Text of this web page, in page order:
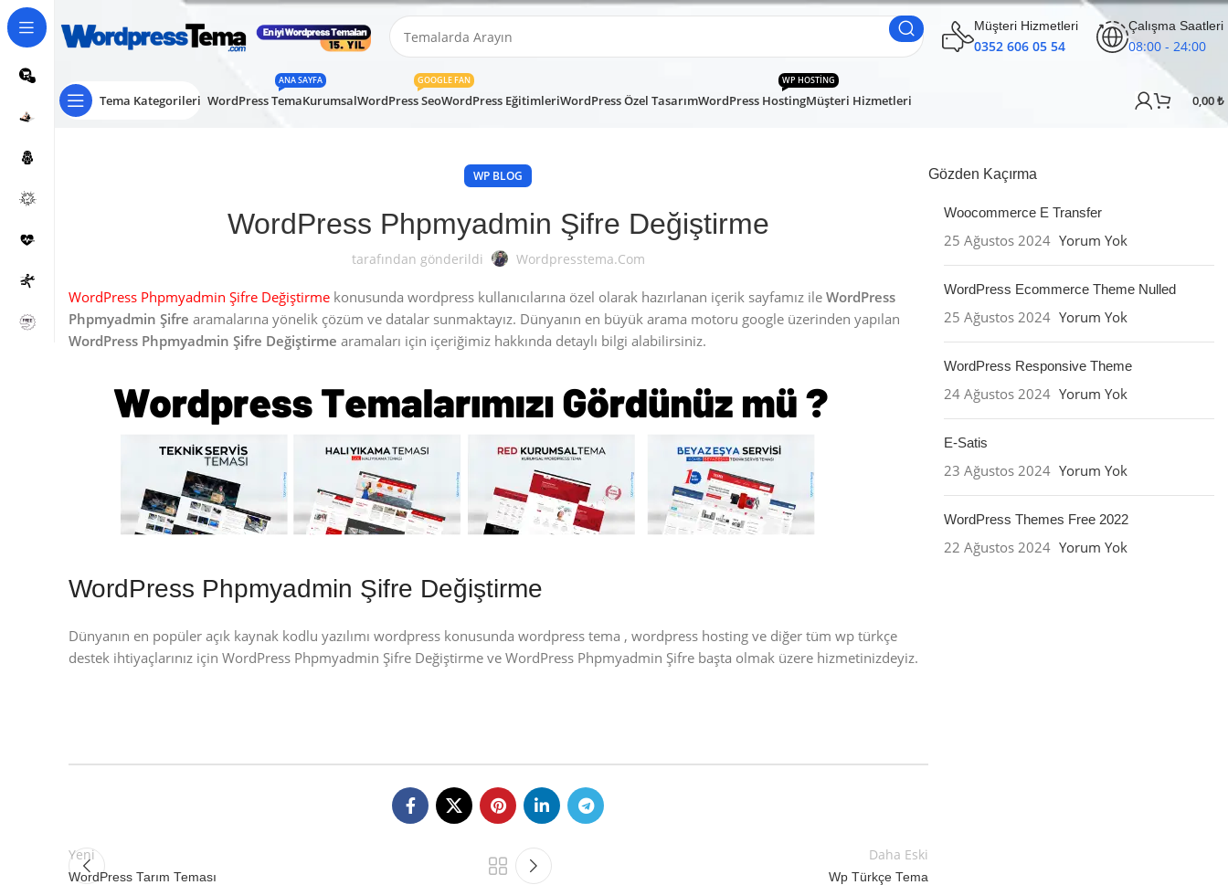
Müşteri Hizmetleri
0352 606 05 54
Çalışma Saatleri
08:00 - 24:00
Tema Kategorileri WordPress Tema
ANA SAYFA
KurumsalWordPress Seo
GOOGLE FAN
WordPress EğitimleriWordPress Özel TasarımWordPress Hosting
WP HOSTING
Müşteri Hizmetleri 0,00₺
WP BLOG
WordPress Phpmyadmin Şifre Değiştirme
tarafından gönderildi Wordpresstema.com
WordPress Phpmyadmin Şifre Değiştirme konusunda wordpress kullanıcılarına özel olarak hazırlanan içerik sayfamız ile WordPress
Phpmyadmin Şifre aramalarına yönelik çözüm ve datalar sunmaktayız. Dünyanın en büyük arama motoru google üzerinden yapılan
WordPress Phpmyadmin Şifre Değiştirme aramaları için içeriğimiz hakkında detaylı bilgi alabilirsiniz.
WordPress Phpmyadmin Şifre Değiştirme
Dünyanın en popüler açık kaynak kodlu yazılımı wordpress konusunda wordpress tema , wordpress hosting ve diğer tüm wp türkçe
destek ihtiyaçlarınız için WordPress Phpmyadmin Şifre Değiştirme ve WordPress Phpmyadmin Şifre başta olmak üzere hizmetinizdeyiz.
Yeni
WordPress Tarım Teması
Daha Eski
Wp Türkçe Tema
Gözden Kaçırma
Woocommerce E Transfer
25 Ağustos 2024 Yorum Yok
WordPress Ecommerce Theme Nulled
25 Ağustos 2024 Yorum Yok
WordPress Responsive Theme
24 Ağustos 2024 Yorum Yok
E-Satis
23 Ağustos 2024 Yorum Yok
WordPress Themes Free 2022
22 Ağustos 2024 Yorum Yok